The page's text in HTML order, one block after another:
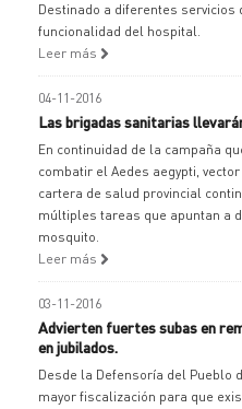
Destinado a diferentes servicios
funcionalidad del hospital.
Leer más
04-11-2016
Las brigadas sanitarias
En continuidad de la campaña
combatir el Aedes aegypti,
cartera de salud provincial
múltiples tareas que apuntan a
mosquito.
Leer más
03-11-2016
Advierten fuertes subas en
en jubilados.
Desde la Defensoría del Pueblo
mayor fiscalización para que